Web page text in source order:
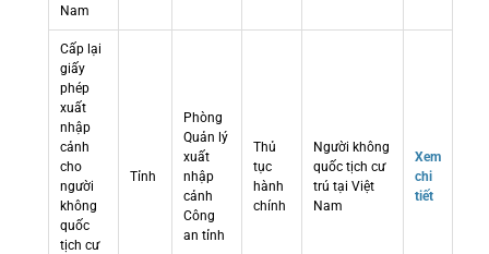
Nam
Cấp lại
giấy
phép
xuất
nhập
cảnh
cho
người
không
quốc
tịch cư
Tỉnh
Phòng
Quản lý
xuất
nhập
cảnh
Công
an tỉnh
Thủ
tục
hành
chính
Người không
quốc tịch cư
trú tại Việt
Nam
Xem
chi
tiết